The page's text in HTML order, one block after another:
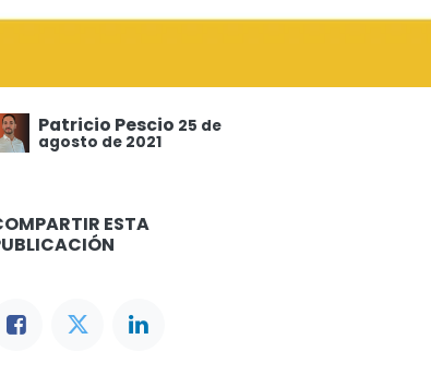
Patricio Pescio 25 de
agosto de 2021
ESTA